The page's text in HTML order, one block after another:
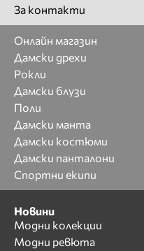
За контакти
Онлайн магазин
Дамски дрехи
Рокли
Дамски блузи
Поли
Дамски манта
Дамски костюми
Дамски панталони
Спортни екипи
Новини
Модни колекции
Модни ревюта